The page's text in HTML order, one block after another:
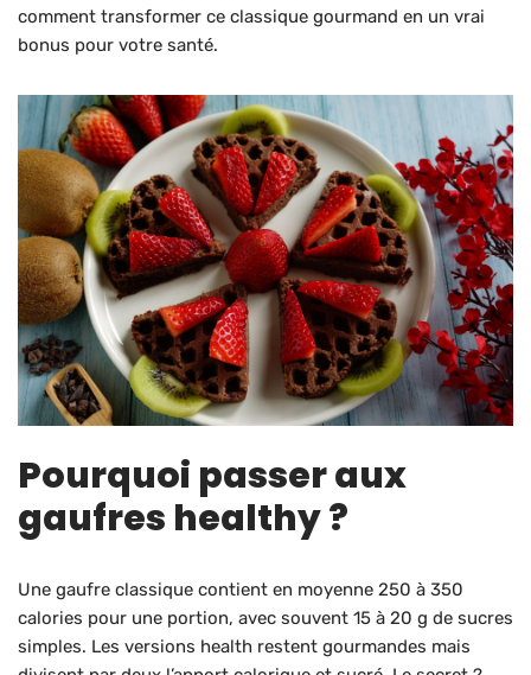
comment transformer ce classique gourmand en un vrai
bonus pour votre santé.
Pourquoi passer aux
gaufres healthy ?
Une gaufre classique contient en moyenne 250 à 350
calories pour une portion, avec souvent 15 à 20 g de sucres
simples. Les versions health restent gourmandes mais